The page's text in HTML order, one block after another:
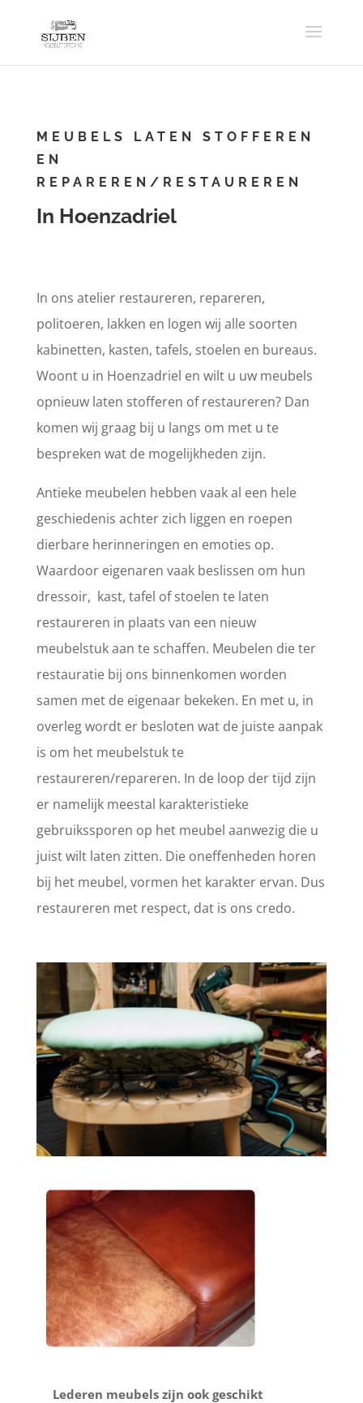
MEUBELS LATEN STOFFEREN
EN
REPAREREN/RESTAUREREN
In Hoenzadriel
In ons atelier restaureren, repareren,
politoeren, lakken en logen wij alle soorten
kabinetten, kasten, tafels, stoelen en bureaus.
Woont u in Hoenzadriel en wilt u uw meubels
opnieuw laten stofferen of restaureren? Dan
komen wij graag bij u langs om met u te
bespreken wat de mogelijkheden zijn.
Antieke meubelen hebben vaak al een hele
geschiedenis achter zich liggen en roepen
dierbare herinneringen en emoties op.
Waardoor eigenaren vaak beslissen om hun
dressoir, kast, tafel of stoelen te laten
restaureren in plaats van een nieuw
meubelstuk aan te schaffen. Meubelen die ter
restauratie bij ons binnenkomen worden
samen met de eigenaar bekeken. En met u, in
overleg wordt er besloten wat de juiste aanpak
is om het meubelstuk te
restaureren/repareren. In de loop der tijd zijn
er namelijk meestal karakteristieke
gebruikssporen op het meubel aanwezig die u
juist wilt laten zitten. Die oneffenheden horen
bij het meubel, vormen het karakter ervan. Dus
restaureren met respect, dat is ons credo.
Lederen meubels zijn ook geschikt